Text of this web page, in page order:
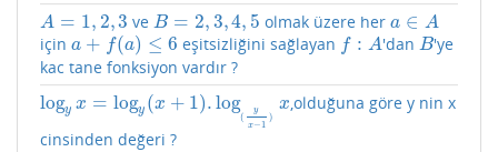
A = 1, 2,3
A= 1,2 ,3 veB = 2,3,4, 5
B= 2,3 ,4, 5 olmak üzere hera ∈ A
a∈A
için a + f(a) ≤ 6
a+f(a )≤6 eşitsizliğini sağlayan f : A
f:A 'dan B
B 'ye
kac tane fonksiyon vardır ?
logy x = logy (x + 1). log
(
y
x− 1
)
x
logyx= log y(x+1).log(y x−1 )x
,olduğuna göre y nin x
cinsinden değeri ?